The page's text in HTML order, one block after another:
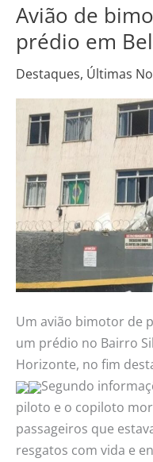
Avião de
prédio em
Destaques, Últimas
Um avião bimotor de
um prédio no Bairro
Horizonte, no fim
Segundo
piloto e o copiloto
passageiros que
resgatos com vida e
Avião
bimotor
cai
e
bate
em
em
Belo
Horizonte